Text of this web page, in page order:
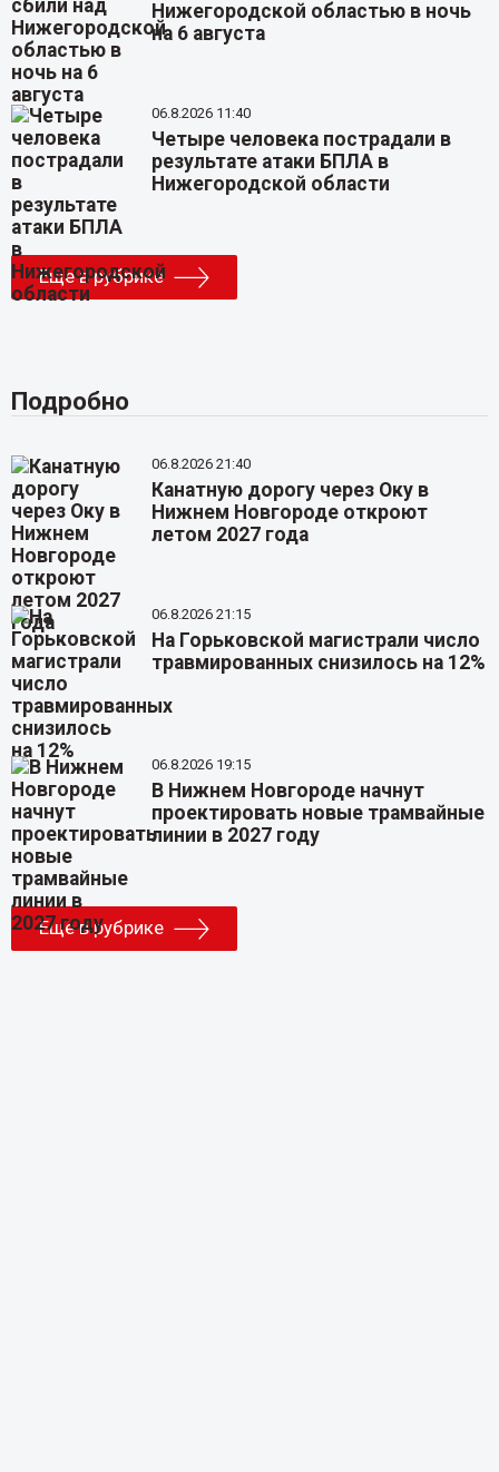
Нижегородской областью в ночь
на 6 августа
06.8.2026 11:40
Четыре человека пострадали в
результате атаки БПЛА в
Нижегородской области
Еще в рубрике
Подробно
06.8.2026 21:40
Канатную дорогу через Оку в
Нижнем Новгороде откроют
летом 2027 года
06.8.2026 21:15
На Горьковской магистрали число
травмированных снизилось на 12%
06.8.2026 19:15
В Нижнем Новгороде начнут
проектировать новые трамвайные
линии в 2027 году
Еще в рубрике